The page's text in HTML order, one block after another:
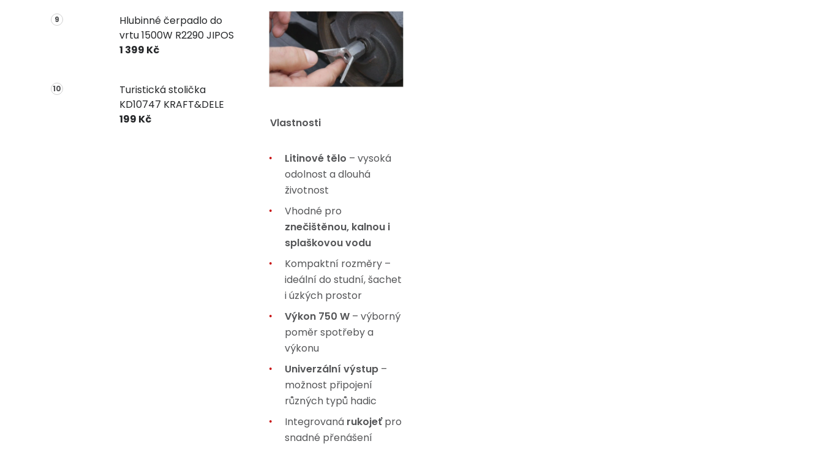
Hlubinné čerpadlo do
vrtu 1500W R2290 JIPOS
1 399 Kč
Turistická stolička
KD10747 KRAFT&DELE
199 Kč
Vlastnosti
Litinové tělo – vysoká
odolnost a dlouhá
životnost
Vhodné pro
znečištěnou, kalnou i
splaškovou vodu
Kompaktní rozměry –
ideální do studní, šachet
i úzkých prostor
Výkon 750 W – výborný
poměr spotřeby a
výkonu
Univerzální výstup –
možnost připojení
různých typů hadic
Integrovaná rukojeťpro
snadné přenášení